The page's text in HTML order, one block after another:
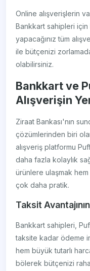
Online alışverişlerin
Bankkart sahipleri için
yapacağınız tüm
ile bütçenizi
olabilirsiniz.
Bankkart ve
Alışverişin
Ziraat Bankası'nın
çözümlerinden biri
alışveriş platformu
daha fazla kolaylık
ürünlere ulaşmak hem
çok daha pratik.
Taksit
Bankkart sahipleri,
taksite kadar ödeme
hem büyük tutarlı
bölerek bütçenizi